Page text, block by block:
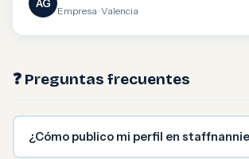
AG
Empresa · Valencia
❓ Preguntas frecuentes
¿Cómo publico mi perfil en